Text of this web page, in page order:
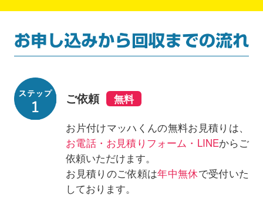
ご依頼
お片付けマッハくんの無料お見積りは、
お電話・お見積りフォーム・LINEからご
依頼いただけます。
お見積りのご依頼は年中無休で受付いた
しております。